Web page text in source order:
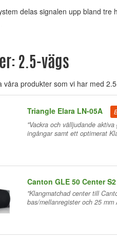
delas signalen upp bland
2.5-vägs
våra produkter som vi har med
Triangle Elara LN-05A
"Vackra och välljudande
ingångar samt ett optimerat
Canton GLE 50 Center S2
"Klangmatchad center till
bas/mellanregister och 25 mm